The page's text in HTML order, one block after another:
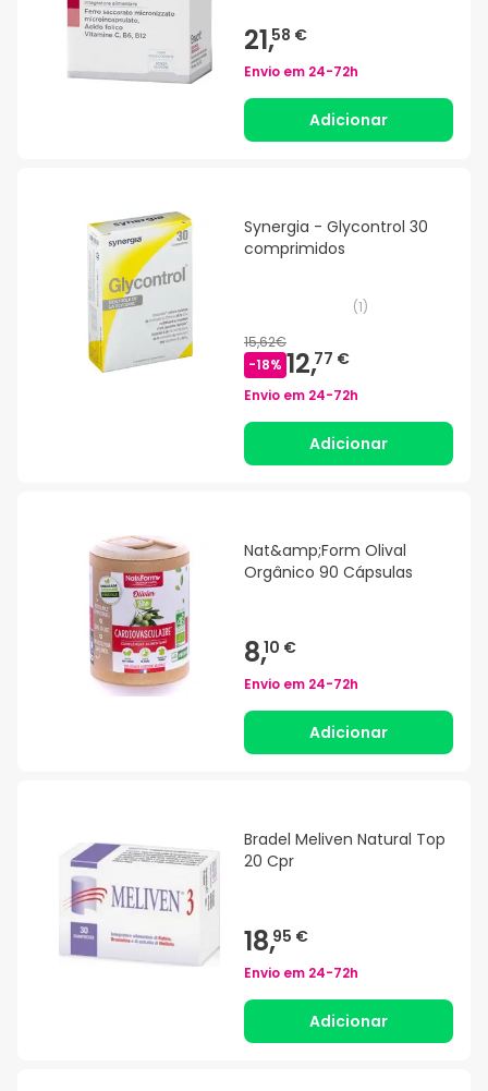
21,58 €
Envio em 24-72h
Adicionar
Synergia - Glycontrol 30
comprimidos
(1)
15,62€
-18% 12,77 €
Envio em 24-72h
Adicionar
Nat&amp;Form Olival
Orgânico 90 Cápsulas
8,10 €
Envio em 24-72h
Adicionar
Bradel Meliven Natural Top
20 Cpr
18,95 €
Envio em 24-72h
Adicionar